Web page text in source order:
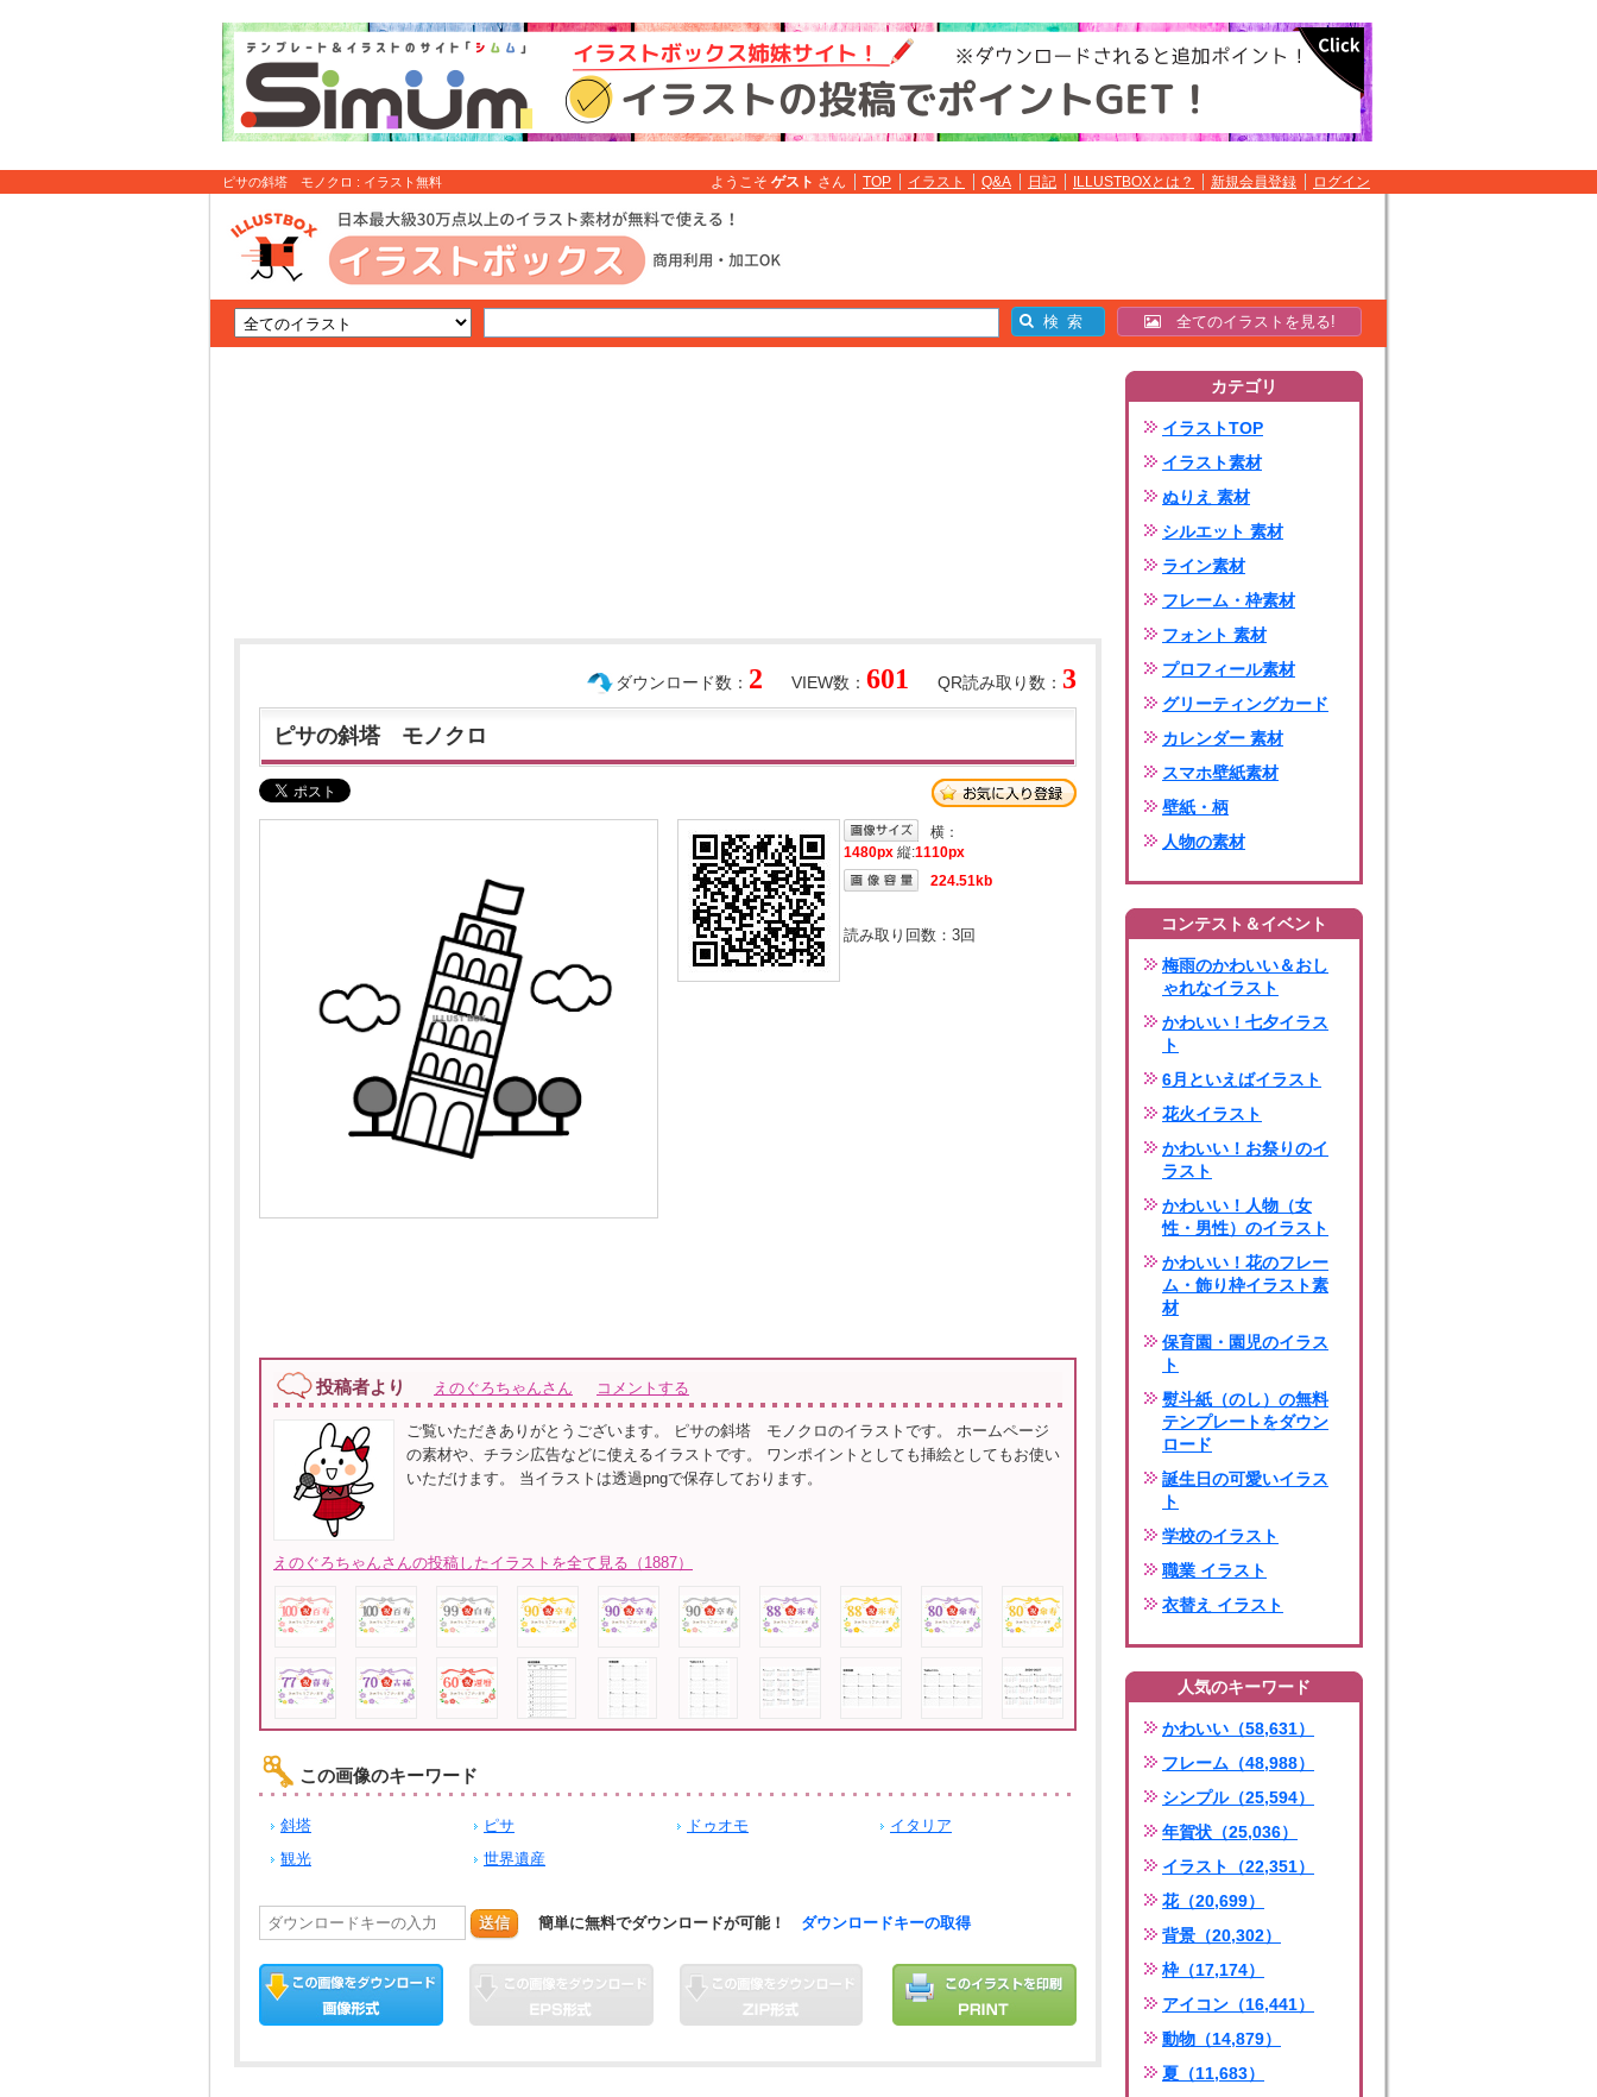
ピサの斜塔 モノクロ : イラスト無料 ようこそ ゲスト さん TOP イラスト Q&A 日記 ILLUSTBOXとは？ 新規会員登録 ログイン
全てのイラストを見る!
QR読み取り数： 3
VIEW数： 601
ダウンロード数： 2
ピサの斜塔 モノクロ
横：
1480px 縦:1110px
224.51kb
読み取り回数： 3回
投稿者より えのぐろちゃんさん コメントする
ご覧いただきありがとうございます。 ピサの斜塔 モノクロのイラストです。 ホームページ
の素材や、チラシ広告などに使えるイラストです。 ワンポイントとしても挿絵としてもお使い
いただけます。 当イラストは透過pngで保存しております。
えのぐろちゃんさんの投稿したイラストを全て見る（1887）
この画像のキーワード
斜塔 ピサ ドゥオモ
イタリア
観光
世界遺産
送信 簡単に無料でダウンロードが可能！ ダウンロードキーの取得
カテゴリ
イラストTOP
イラスト素材
ぬりえ 素材
シルエット 素材
ライン素材
フレーム・枠素材
フォント 素材
プロフィール素材
グリーティングカード
カレンダー 素材
スマホ壁紙素材
壁紙・柄
人物の素材
コンテスト＆イベント
梅雨のかわいい＆おし
ゃれなイラスト
かわいい！七夕イラス
ト
6月といえばイラスト
花火イラスト
かわいい！お祭りのイ
ラスト
かわいい！人物（女
性・男性）のイラスト
かわいい！花のフレー
ム・飾り枠イラスト素
材
保育園・園児のイラス
ト
熨斗紙（のし）の無料
テンプレートをダウン
ロード
誕生日の可愛いイラス
ト
学校のイラスト
職業 イラスト
衣替え イラスト
人気のキーワード
かわいい（58,631）
フレーム（48,988）
シンプル（25,594）
年賀状（25,036）
イラスト（22,351）
花（20,699）
背景（20,302）
枠（17,174）
アイコン（16,441）
動物（14,879）
夏（11,683）